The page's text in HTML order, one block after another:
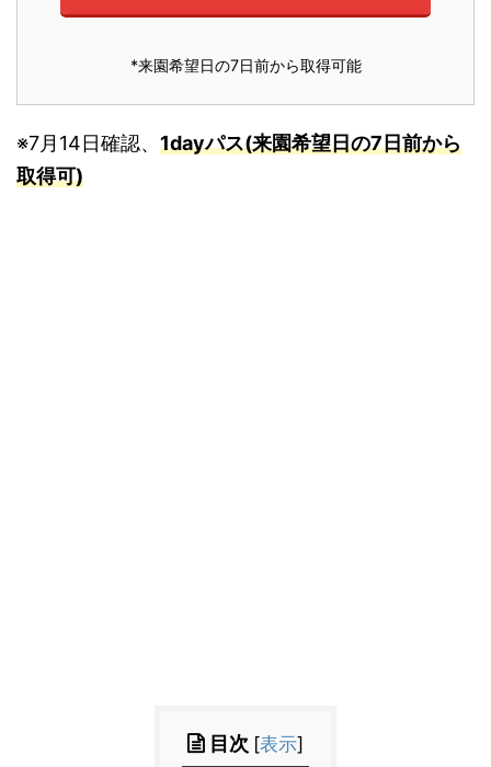
*来園希望日の7日前から取得可能
※7月14日確認、 1dayパス(来園希望日の7日前から
取得可)
目次 [表示]